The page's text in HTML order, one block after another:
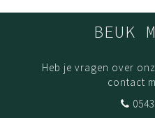
BEUK
Heb je vragen over
contact